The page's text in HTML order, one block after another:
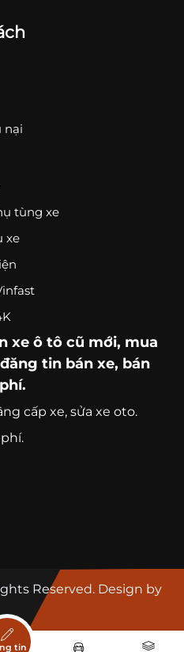
nại
tùng xe
xe
xe ô tô cũ mới, mua
tin bán xe, bán
cấp xe, sửa xe oto.
Reserved. Design by
tin